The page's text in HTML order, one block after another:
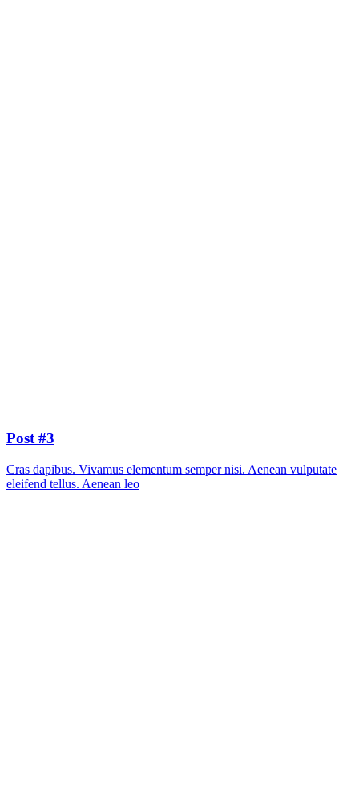
Post #3
Cras dapibus. Vivamus elementum semper nisi. Aenean vulputate
eleifend tellus. Aenean leo